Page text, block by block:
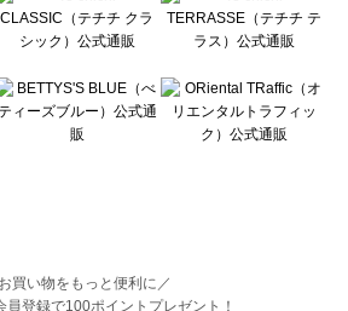
買い物をもっと便利に／
員登録で100ポイントプレゼント！